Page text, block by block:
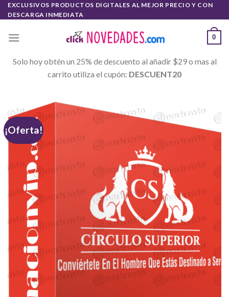
Skip
to
EXCLUSIVOS PRODUCTOS DIGITALES AL MEJOR PRECIO Y CON
DESCARGA INMEDIATA
0
Solo hoy obtén un 25% de descuento al añadir $29 o mas al
carrito utiliza el cupón: DESCUENT20
¡Oferta!